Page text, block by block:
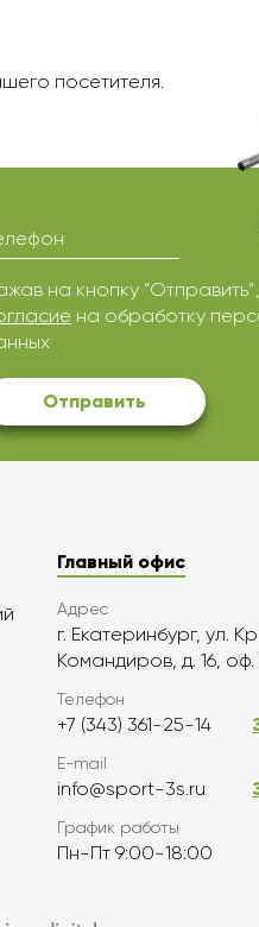
посетителя.
на кнопку
на обработку
Отправить
Главный офис
Адрес
г. Екатеринбург, ул.
Командиров, д. 16, оф.
Телефон
+7 (343) 361-25-14
E-mail
info@sport-3s.ru
График работы
Пн-Пт 9:00-18:00